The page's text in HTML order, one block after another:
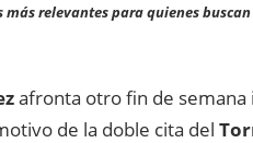
relevantes para quienes
afronta otro fin de semana
de la doble cita del